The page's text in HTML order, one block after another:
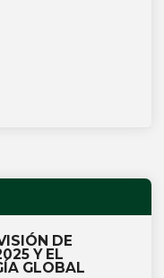
DE
Y EL
GLOBAL